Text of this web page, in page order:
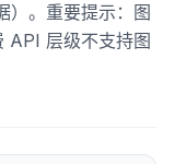
。重要提示：图
API 层级不支持图